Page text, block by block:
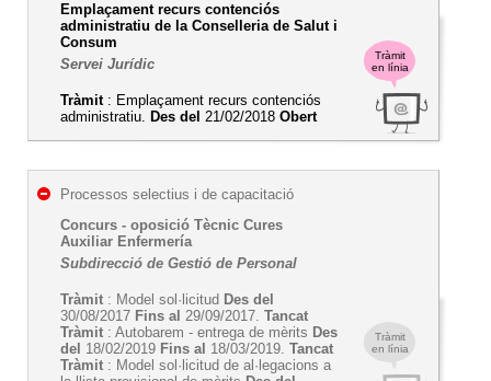
Tràmit
en línia
Emplaçament recurs contenciós
administratiu de la Conselleria de Salut i
Consum
Servei Jurídic
Tràmit: Emplaçament recurs contenciós
administratiu. Des del 21/02/2018 Obert
Tràmit
en línia
Processos selectius i de capacitació
Concurs - oposició Tècnic Cures
Auxiliar Enfermería
Subdirecció de Gestió de Personal
Tràmit : Model sol·licitud Des del
30/08/2017 Fins al 29/09/2017. Tancat
Tràmit : Autobarem - entrega de mèrits Des
del 18/02/2019 Fins al 18/03/2019. Tancat
Tràmit : Model sol·licitud de al·legacions a